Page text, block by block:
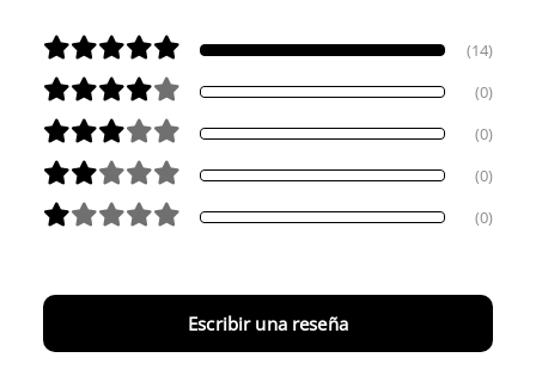
(14)
(0)
(0)
(0)
(0)
Escribir una reseña